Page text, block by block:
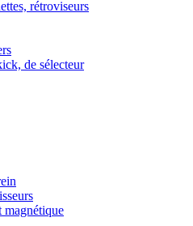
rétroviseurs
de sélecteur
magnétique